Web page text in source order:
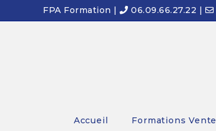
FPA Formation | 06.09.66.27.22 |
Accueil Formations Vente